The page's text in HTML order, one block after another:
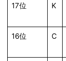
17位 K
16位 C